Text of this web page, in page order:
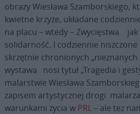
obrazy Wiesława Szamborskiego,
kwietne krzyże, układane
na placu – wtedy – Zwycięstwa jak
solidarność. I codziennie
skrzętnie chronionych
wystawa nosi tytuł „Tragedia i
malarstwie Wiesława
zapisem artystycznej drogi
warunkami życia w PRL– ale tez